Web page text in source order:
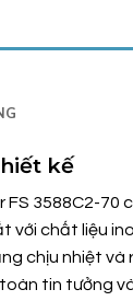
kế
FS 3588C2-70
với chất liệu
chịu nhiệt và
tin tưởng